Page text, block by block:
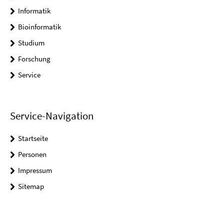
Informatik
Bioinformatik
Studium
Forschung
Service
Service-Navigation
Startseite
Personen
Impressum
Sitemap